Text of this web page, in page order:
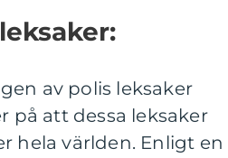
av polis leksaker
på att dessa leksaker
hela världen. Enligt en